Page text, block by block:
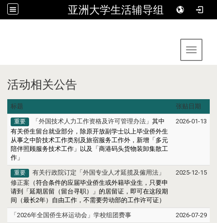
亚洲大学生活辅导组
Toggle
活动相关公告
标题 张贴日期
重要 「外国技术人力工作资格及许可管理办法」 其中
有关侨生留台就业部分，除原开放副学士以上毕业侨外生
从事之中阶技术工作类别及旅宿服务工作外，新增「多元
陪伴照顾服务技术工作」以及「商港码头货物装卸集散工
作」
2026-01-13
重要
有关行政院订定「外国专业人才延揽及僱用法」
修正案 （符合条件的应届毕业侨生或外籍毕业生，只要申
请到「延期居留（留台寻职）」的居留证，即可在这段期
间（最长2年）自由工作，不需要劳动部的工作许可证）
2025-12-15
「2026年全国侨生杯运动会」学校组团费事 2026-07-29